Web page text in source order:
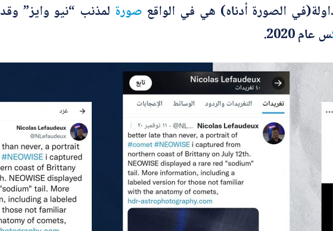
الصورة أدناه) هي في الواقع صورة لمذنب “نيو وايز” وقد
س عام 2020.